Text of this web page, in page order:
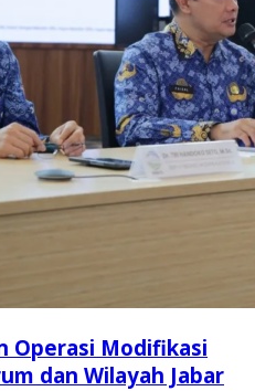
Operasi Modifikasi
dan Wilayah Jabar